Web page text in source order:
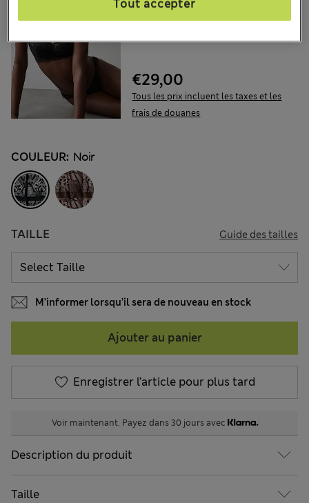
Soutien-gorge bustier
Savannah sans armature
€29,00
Tous les prix incluent les taxes et les
frais de douanes
COULEUR: Noir
TAILLE Guide des tailles
M’informer lorsqu’il sera de nouveau en stock
Ajouter au panier
Enregistrer l’article pour plus tard
Voir maintenant. Payez dans 30 jours avec
Description du produit
Taille
Tout accepter